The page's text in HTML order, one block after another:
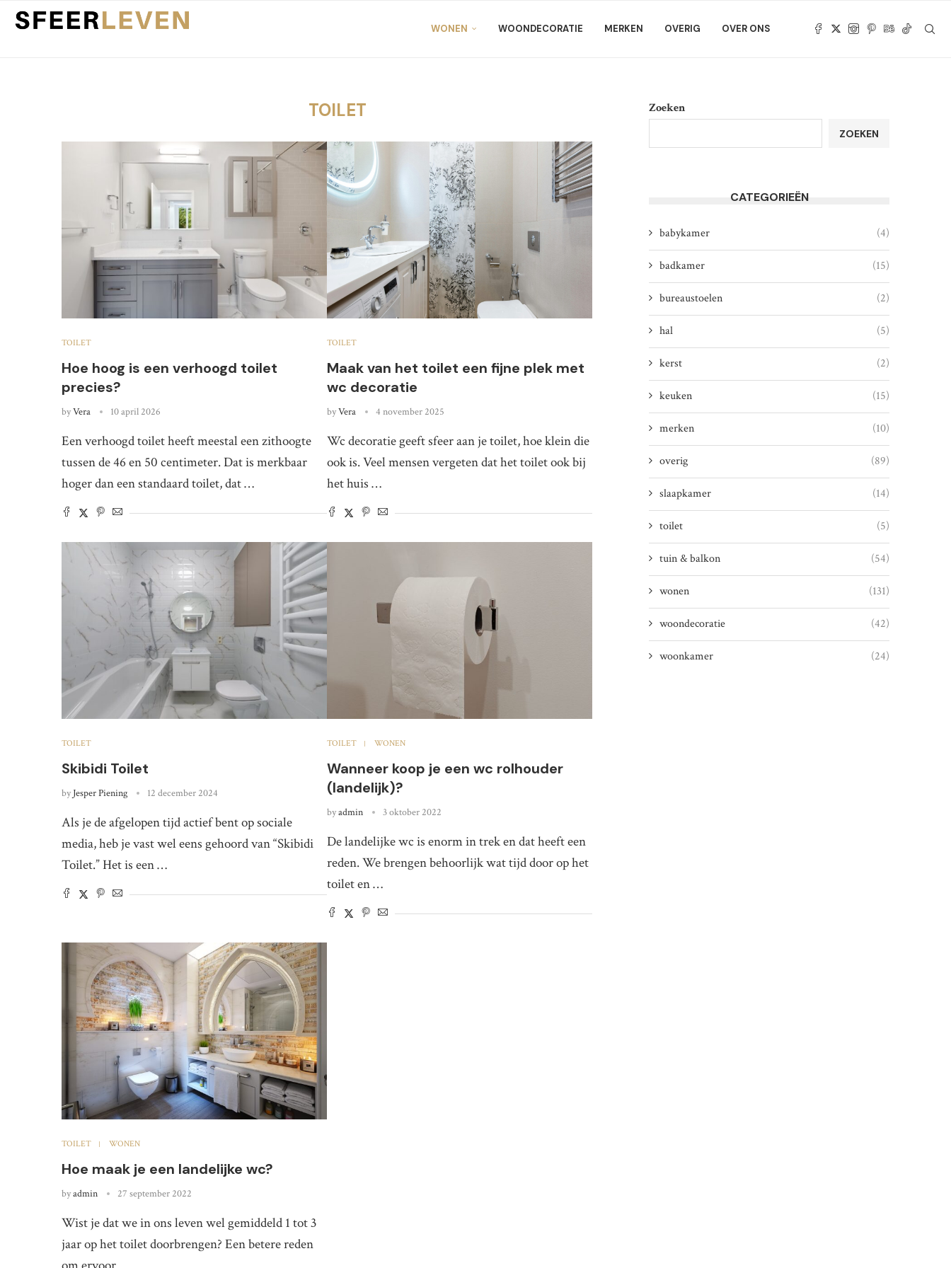
WONEN WOONDECORATIE MERKEN OVERIG OVER ONS
TOILET
TOILET
Hoe hoog is een verhoogd toilet
precies?
byVera 10 april 2026
Een verhoogd toilet heeft meestal een zithoogte
tussen de 46 en 50 centimeter. Dat is merkbaar
hoger dan een standaard toilet, dat …
TOILET
Maak van het toilet een fijne plek met
wc decoratie
byVera 4 november 2025
Wc decoratie geeft sfeer aan je toilet, hoe klein die
ook is. Veel mensen vergeten dat het toilet ook bij
het huis …
TOILET
Skibidi Toilet
by Jesper Piening 12 december 2024
Als je de afgelopen tijd actief bent op sociale
media, heb je vast wel eens gehoord van “Skibidi
Toilet.” Het is een …
TOILET WONEN
Wanneer koop je een wc rolhouder
(landelijk)?
byadmin 3 oktober 2022
De landelijke wc is enorm in trek en dat heeft een
reden. We brengen behoorlijk wat tijd door op het
toilet en …
TOILET WONEN
Hoe maak je een landelijke wc?
byadmin 27 september 2022
Wist je dat we in ons leven wel gemiddeld 1 tot 3
jaar op het toilet doorbrengen? Een betere reden
Zoeken
ZOEKEN
CATEGORIEËN
babykamer (4)
badkamer (15)
bureaustoelen (2)
hal (5)
kerst (2)
keuken (15)
merken (10)
overig (89)
slaapkamer (14)
toilet (5)
tuin & balkon (54)
wonen (131)
woondecoratie (42)
woonkamer (24)